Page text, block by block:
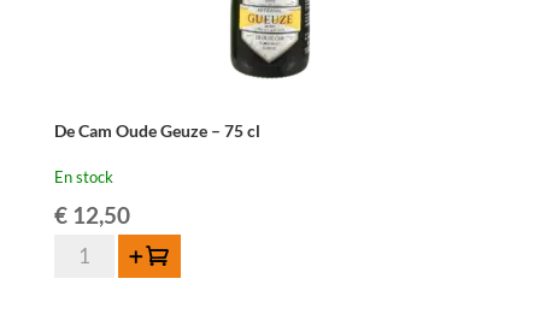
De Cam Oude Geuze – 75 cl
En stock
€12,50
quantité
Ajouter au panier